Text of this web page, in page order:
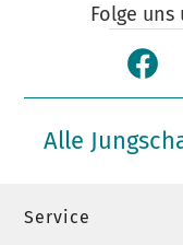
Folge
Alle
Service